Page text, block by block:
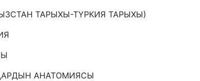
ТАРЫХЫ-ТҮРКИЯ ТАРЫХЫ)
АНАТОМИЯСЫ